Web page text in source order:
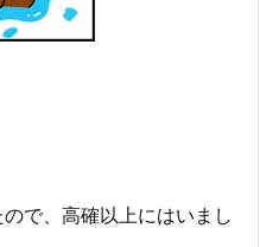
で、高確以上にはいまし